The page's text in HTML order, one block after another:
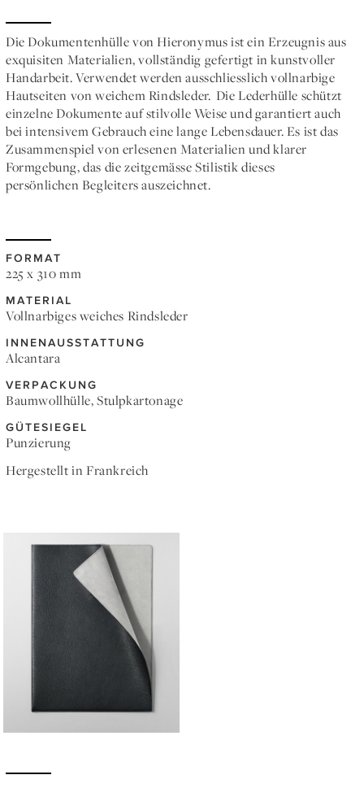
Die Dokumentenhülle von Hieronymus ist ein Erzeugnis aus
exquisiten Materialien, vollständig gefertigt in kunstvoller
Handarbeit. Verwendet werden ausschliesslich vollnarbige
Hautseiten von weichem Rindsleder. Die Lederhülle schützt
einzelne Dokumente auf stilvolle Weise und garantiert auch
bei intensivem Gebrauch eine lange Lebensdauer. Es ist das
Zusammenspiel von erlesenen Materialien und klarer
Formgebung, das die zeitgemässe Stilistik dieses
persönlichen Begleiters auszeichnet.
FORMAT
225 x 310 mm
MATERIAL
Vollnarbiges weiches Rindsleder
INNENAUSSTATTUNG
Alcantara
VERPACKUNG
Baumwollhülle, Stulpkartonage
GÜTESIEGEL
Punzierung
Hergestellt in Frankreich